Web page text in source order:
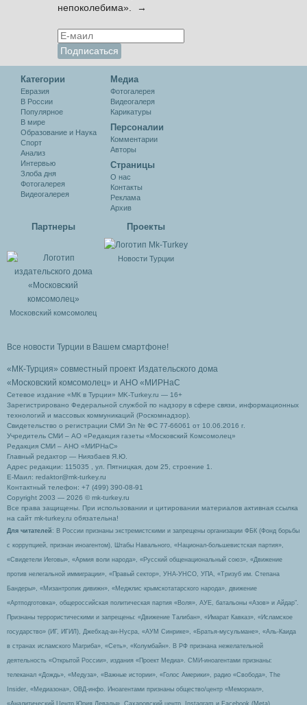
непоколебима». →
Категории
Евразия
В России
Популярное
В мире
Образование и Наука
Спорт
Анализ
Интервью
Злоба дня
Фотогалерея
Видеогалерея
Медиа
Фотогалерея
Видеогалеря
Карикатуры
Персоналии
Комментарии
Авторы
Cтраницы
О нас
Контакты
Реклама
Архив
Партнеры
Московский комсомолец
Проекты
Новости Турции
Все новости Турции в Вашем смартфоне!
«МК-Турция» совместный проект Издательского дома
«Московский комсомолец» и АНО «МИРНаС
Сетевое издание «МК в Турции» MK-Turkey.ru — 16+
Зарегистрировано Федеральной службой по надзору в сфере связи, информационных
технологий и массовых коммуникаций (Роскомнадзор).
Свидетельство о регистрации СМИ Эл № ФС 77-66061 от 10.06.2016 г.
Учредитель СМИ – АО «Редакция газеты «Московский Комсомолец»
Редакция СМИ – АНО «МИРНаС»
Главный редактор — Ниязбаев Я.Ю.
Адрес редакции: 115035 , ул. Пятницкая, дом 25, строение 1.
Е-Маил: redaktor@mk-turkey.ru
Контактный телефон: +7 (499) 390-08-91
Copyright 2003 — 2026 © mk-turkey.ru
Все права защищены. При использовании и цитировании материалов активная ссылка
на сайт mk-turkey.ru обязательна!
Для читателей : В России признаны экстремистскими и запрещены организации ФБК (Фонд борьбы
с коррупцией, признан иноагентом), Штабы Навального, «Национал-большевистская партия»,
«Свидетели Иеговы», «Армия воли народа», «Русский общенациональный союз», «Движение
против нелегальной иммиграции», «Правый сектор», УНА-УНСО, УПА, «Тризуб им. Степана
Бандеры», «Мизантропик дивижн», «Меджлис крымскотатарского народа», движение
«Артподготовка», общероссийская политическая партия «Воля», АУЕ, батальоны «Азов» и Айдар″.
Признаны террористическими и запрещены: «Движение Талибан», «Имарат Кавказ», «Исламское
государство» (ИГ, ИГИЛ), Джебхад-ан-Нусра, «АУМ Синрике», «Братья-мусульмане», «Аль-Каида
в странах исламского Магриба», «Сеть», «Колумбайн». В РФ признана нежелательной
деятельность «Открытой России», издания «Проект Медиа». СМИ-иноагентами признаны:
телеканал «Дождь», «Медуза», «Важные истории», «Голос Америки», радио «Свобода», The
Insider, «Медиазона», ОВД-инфо. Иноагентами признаны общество/центр «Мемориал»,